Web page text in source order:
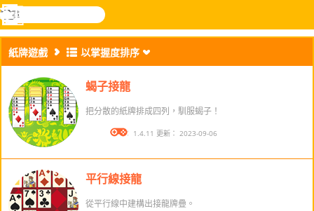
樂和遊
搜
尋
登入
功
能
紙牌遊戲 以掌握度排序
蝎子接龍
把分散的紙牌排成四列，馴服蝎子！
版本： 1.4.11 更新： 2023-09-06
平行線接龍
從平行線中建構出接龍牌疊。